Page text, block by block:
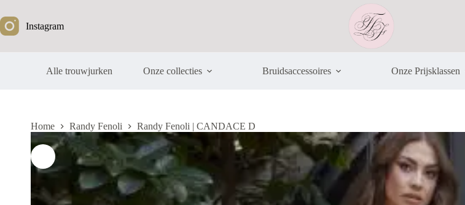
naar
de
inhoud
Instagram
Alle trouwjurken Onze collecties Bruidsaccessoires Onze Prijsklassen
Home Randy Fenoli Randy Fenoli | CANDACE D